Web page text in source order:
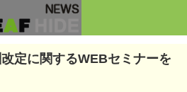
定に関するWEBセミナーを